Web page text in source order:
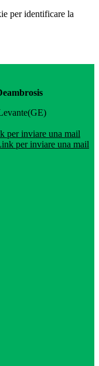
per identificare la
per inviare una mail
per inviare una mail